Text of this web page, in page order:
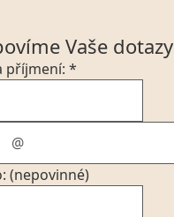
Vaše dotazy
příjmení: *
(nepovinné)